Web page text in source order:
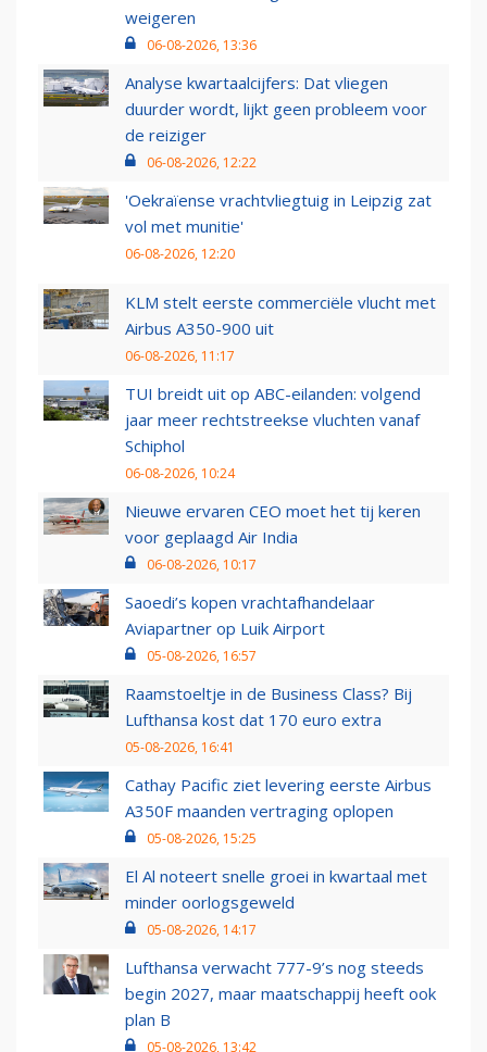
weigeren
06-08-2026, 13:36
Analyse kwartaalcijfers: Dat vliegen
duurder wordt, lijkt geen probleem voor
de reiziger
06-08-2026, 12:22
'Oekraïense vrachtvliegtuig in Leipzig zat
vol met munitie'
06-08-2026, 12:20
KLM stelt eerste commerciële vlucht met
Airbus A350-900 uit
06-08-2026, 11:17
TUI breidt uit op ABC-eilanden: volgend
jaar meer rechtstreekse vluchten vanaf
Schiphol
06-08-2026, 10:24
Nieuwe ervaren CEO moet het tij keren
voor geplaagd Air India
06-08-2026, 10:17
Saoedi’s kopen vrachtafhandelaar
Aviapartner op Luik Airport
05-08-2026, 16:57
Raamstoeltje in de Business Class? Bij
Lufthansa kost dat 170 euro extra
05-08-2026, 16:41
Cathay Pacific ziet levering eerste Airbus
A350F maanden vertraging oplopen
05-08-2026, 15:25
El Al noteert snelle groei in kwartaal met
minder oorlogsgeweld
05-08-2026, 14:17
Lufthansa verwacht 777-9’s nog steeds
begin 2027, maar maatschappij heeft ook
plan B
05-08-2026, 13:42